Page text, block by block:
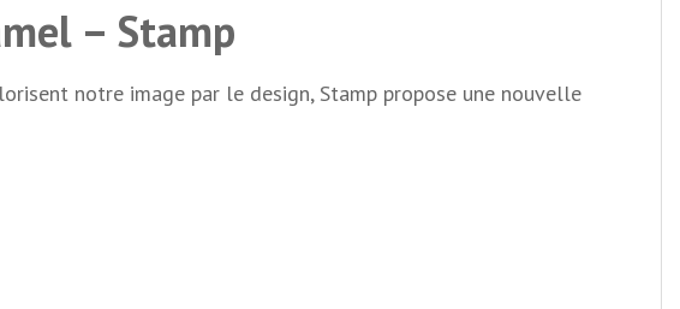
– Stamp
notre image par le design, Stamp propose une nouvelle